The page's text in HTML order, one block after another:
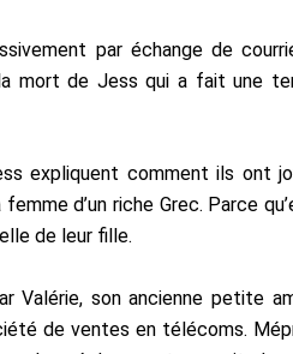
par échange de
mort de Jess qui a fait une
expliquent comment ils ont
d’un riche Grec. Parce
de leur fille.
Valérie, son ancienne petite
de ventes en télécoms.